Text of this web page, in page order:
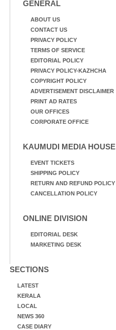
GENERAL
ABOUT US
CONTACT US
PRIVACY POLICY
TERMS OF SERVICE
EDITORIAL POLICY
PRIVACY POLICY-KAZHCHA
COPYRIGHT POLICY
ADVERTISEMENT DISCLAIMER
PRINT AD RATES
OUR OFFICES
CORPORATE OFFICE
KAUMUDI MEDIA HOUSE
EVENT TICKETS
SHIPPING POLICY
RETURN AND REFUND POLICY
CANCELLATION POLICY
ONLINE DIVISION
EDITORIAL DESK
MARKETING DESK
SECTIONS
LATEST
KERALA
LOCAL
NEWS 360
CASE DIARY